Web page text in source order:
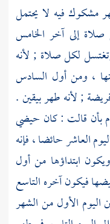
مشكوك فيه لا يحتمل
إلى آخر الخامس
لكل صلاة ; لأنه
، ومن أول السادس
; لأنه طهر بيقين .
بأن قالت : كان حيضي
العاشر حائضا ، فإنه
ابتداؤها من أول
فيكون آخره التاسع
اليوم الأول من الشهر